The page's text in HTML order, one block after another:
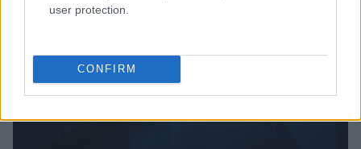
user protection.
CONFIRM